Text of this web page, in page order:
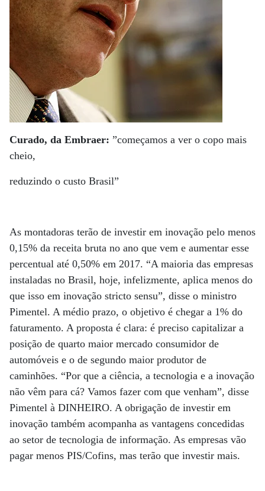
Curado, da Embraer: ”começamos a ver o copo mais
cheio,
reduzindo o custo Brasil”
As montadoras terão de investir em inovação pelo menos
0,15% da receita bruta no ano que vem e aumentar esse
percentual até 0,50% em 2017. “A maioria das empresas
instaladas no Brasil, hoje, infelizmente, aplica menos do
que isso em inovação stricto sensu”, disse o ministro
Pimentel. A médio prazo, o objetivo é chegar a 1% do
faturamento. A proposta é clara: é preciso capitalizar a
posição de quarto maior mercado consumidor de
automóveis e o de segundo maior produtor de
caminhões. “Por que a ciência, a tecnologia e a inovação
não vêm para cá? Vamos fazer com que venham”, disse
Pimentel à DINHEIRO. A obrigação de investir em
inovação também acompanha as vantagens concedidas
ao setor de tecnologia de informação. As empresas vão
pagar menos PIS/Cofins, mas terão que investir mais.